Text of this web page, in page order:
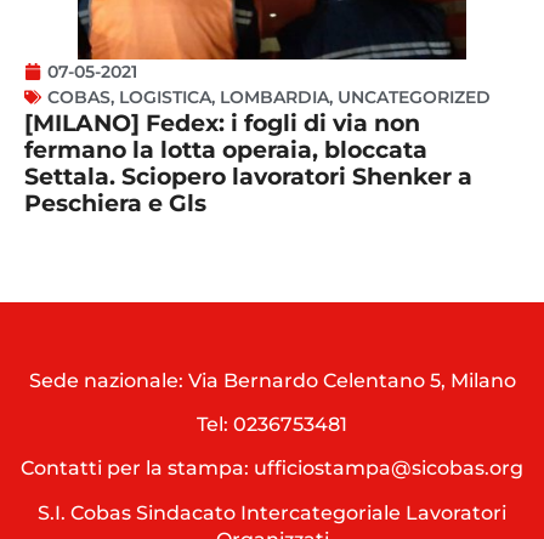
07-05-2021
COBAS, LOGISTICA, LOMBARDIA, UNCATEGORIZED
[MILANO] Fedex: i fogli di via non
fermano la lotta operaia, bloccata
Settala. Sciopero lavoratori Shenker a
Peschiera e Gls
Sede nazionale: Via Bernardo Celentano 5, Milano
Tel: 0236753481
Contatti per la stampa: ufficiostampa@sicobas.org
S.I. Cobas Sindacato Intercategoriale Lavoratori